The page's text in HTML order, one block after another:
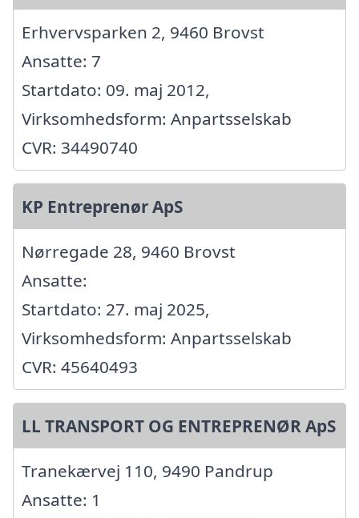
Erhvervsparken 2, 9460 Brovst
Ansatte: 7
Startdato: 09. maj 2012,
Virksomhedsform: Anpartsselskab
CVR: 34490740
KP Entreprenør ApS
Nørregade 28, 9460 Brovst
Ansatte:
Startdato: 27. maj 2025,
Virksomhedsform: Anpartsselskab
CVR: 45640493
LL TRANSPORT OG ENTREPRENØR ApS
Tranekærvej 110, 9490 Pandrup
Ansatte: 1